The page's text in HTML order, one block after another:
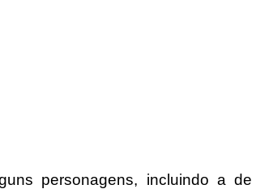
personagens, incluindo a de